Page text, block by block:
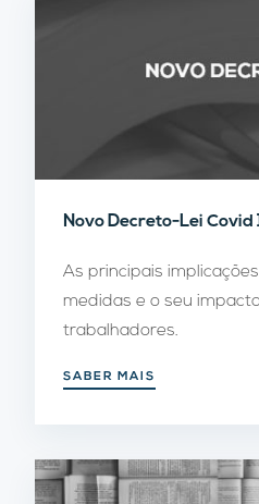
Novo Decreto-Lei Covid
As principais
medidas e o seu
trabalhadores.
SABER MAIS